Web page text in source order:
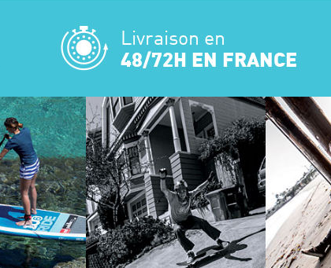
Livraison en
48/72H EN FRANCE